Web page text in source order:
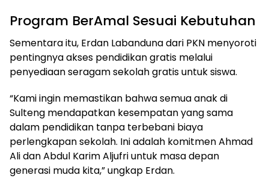
Program BerAmal Sesuai Kebutuhan
Sementara itu, Erdan Labanduna dari PKN menyoroti
pentingnya akses pendidikan gratis melalui
penyediaan seragam sekolah gratis untuk siswa.
“Kami ingin memastikan bahwa semua anak di
Sulteng mendapatkan kesempatan yang sama
dalam pendidikan tanpa terbebani biaya
perlengkapan sekolah. Ini adalah komitmen Ahmad
Ali dan Abdul Karim Aljufri untuk masa depan
generasi muda kita,” ungkap Erdan.